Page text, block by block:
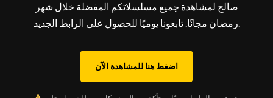
صالح لمشاهدة جميع مسلسلاتكم المفضلة خلال شهر
رمضان مجانًا. تابعونا يوميًا للحصول على الرابط الجديد.
اضغط هنا للمشاهدة الآن